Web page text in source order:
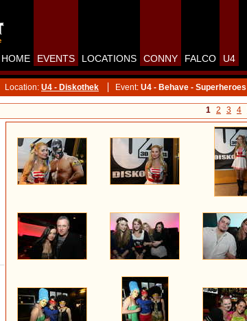
HOME EVENTS LOCATIONS CONNY FALCO U4
Location: U4 - Diskothek Event: U4 - Behave -
1 2 3 4